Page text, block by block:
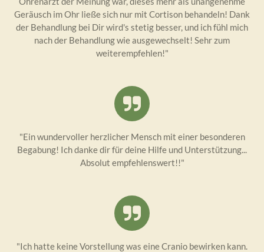
Geräusch im Ohr ließe sich nur mit Cortison behandeln! Dank
der Behandlung bei Dir wird's stetig besser, und ich fühl mich
nach der Behandlung wie ausgewechselt! Sehr zum
weiterempfehlen!"
"Ein wundervoller herzlicher Mensch mit einer besonderen
Begabung! Ich danke dir für deine Hilfe und Unterstützung...
Absolut empfehlenswert!!"
"Ich hatte keine Vorstellung was eine Cranio bewirken kann.